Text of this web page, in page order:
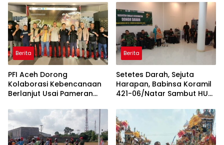
Depan Masjid Baiturrohim
Miftahussalam
Berita
PFI Aceh Dorong
Kolaborasi Kebencanaan
Berlanjut Usai Pameran
Berita
Setetes Darah, Sejuta
Harapan, Babinsa Koramil
421-06/Natar Sambut HUT
Inten